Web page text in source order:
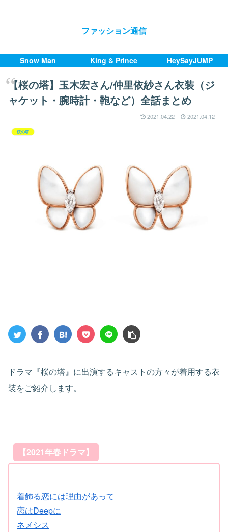
ファッション通信
Snow Man King & Prince HeySayJUMP
【桜の塔】玉木宏さん/仲里依紗さん衣装（ジ
ャケット・腕時計・鞄など）全話まとめ
2021.04.22 2021.04.12
桜の塔
ドラマ『桜の塔』に出演するキャストの方々が着用する衣
装をご紹介します。
【2021年春ドラマ】
着飾る恋には理由があって
恋はDeepに
ネメシス